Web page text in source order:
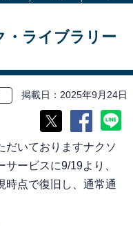
・ライブラリー
掲載日 2025年9月24日
だいておりますナクソ
ービスに9/19より、
時点で復旧し、通常通